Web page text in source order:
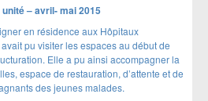
– avril- mai 2015
en résidence aux Hôpitaux
pu visiter les espaces au début de
Elle a pu ainsi accompagner la
espace de restauration, d’attente et de
des jeunes malades.